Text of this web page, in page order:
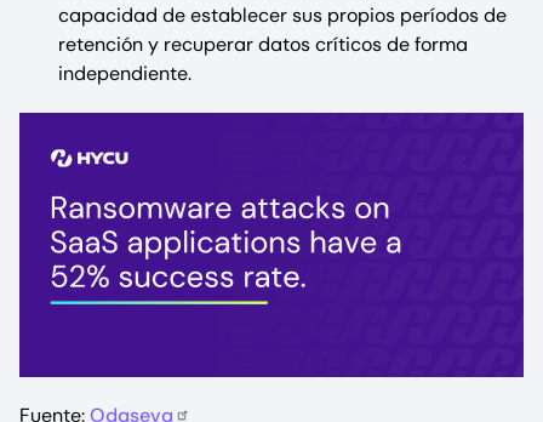
capacidad de establecer sus propios períodos de
retención y recuperar datos críticos de forma
independiente.
Fuente:Odaseva